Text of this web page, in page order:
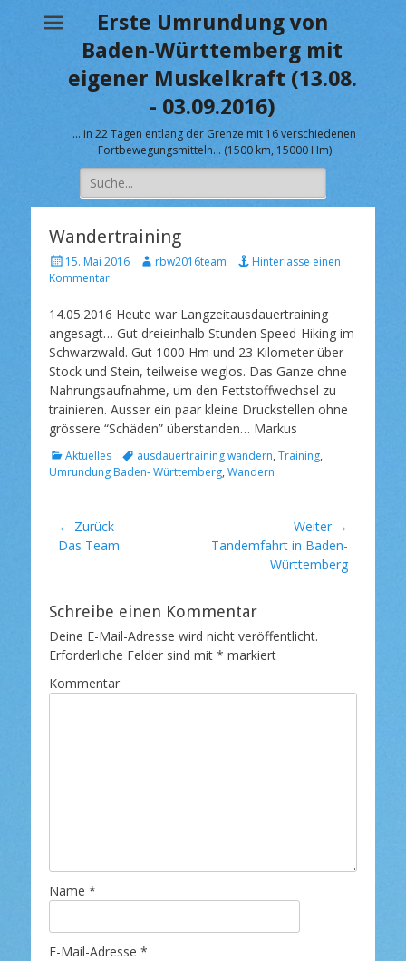
Erste Umrundung von
Baden-Württemberg mit
eigener Muskelkraft (13.08.
- 03.09.2016)
… in 22 Tagen entlang der Grenze mit 16 verschiedenen
Fortbewegungsmitteln… (1500 km, 15000 Hm)
Suche
nach:
Wandertraining
V
e
ö
f
e
n
t
l
i
c
h
t
15. Mai 2016
A
o
rbw2016team
Hinterlasse einen
Kommentar
14.05.2016 Heute war Langzeitausdauertraining
angesagt… Gut dreieinhalb Stunden Speed-Hiking im
Schwarzwald. Gut 1000 Hm und 23 Kilometer über
Stock und Stein, teilweise weglos. Das Ganze ohne
Nahrungsaufnahme, um den Fettstoffwechsel zu
trainieren. Ausser ein paar kleine Druckstellen ohne
grössere “Schäden” überstanden… Markus
K
a
Aktuelles
S
c
e
ausdauertraining wandern, Training,
Umrundung Baden- Württemberg, Wandern
Beitragsnavigation
← Zurück
Vorheriger
Das Team
Weiter →
Nächster
Tandemfahrt in Baden-
Württemberg
Schreibe einen Kommentar
Deine E-Mail-Adresse wird nicht veröffentlicht.
Erforderliche Felder sind mit * markiert
Kommentar
Name *
E-Mail-Adresse *